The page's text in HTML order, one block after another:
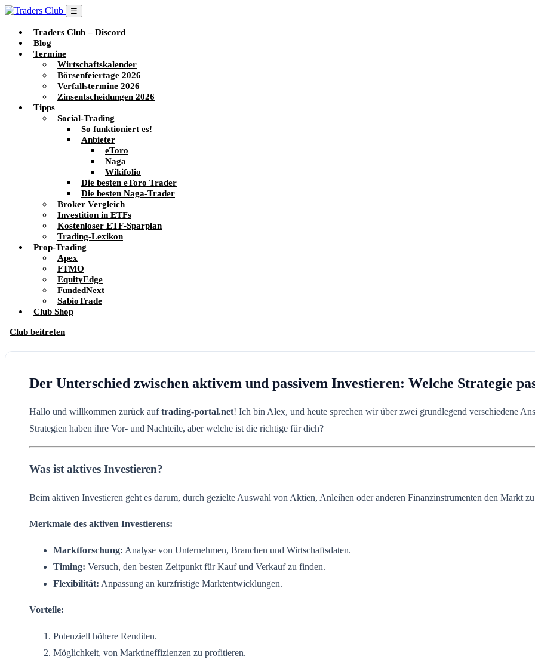
☰
Traders Club – Discord
Blog
Termine
Wirtschaftskalender
Börsenfeiertage 2026
Verfallstermine 2026
Zinsentscheidungen 2026
Tipps
Social-Trading
So funktioniert es!
Anbieter
eToro
Naga
Wikifolio
Die besten eToro Trader
Die besten Naga-Trader
Broker Vergleich
Investition in ETFs
Kostenloser ETF-Sparplan
Trading-Lexikon
Prop-Trading
Apex
FTMO
EquityEdge
FundedNext
SabioTrade
Club Shop
Club beitreten
Der Unterschied zwischen aktivem und passivem Investieren: Welche Strategie
Hallo und willkommen zurück auftrading-portal.net! Ich bin Alex, und heute sprechen wir über zwei grundlegend verschiedene
Strategien haben ihre Vor- und Nachteile, aber welche ist die richtige für dich?
Was ist aktives Investieren?
Beim aktiven Investieren geht es darum, durch gezielte Auswahl von Aktien, Anleihen oder anderen Finanzinstrumenten den Markt
Merkmale des aktiven Investierens:
Marktforschung: Analyse von Unternehmen, Branchen und Wirtschaftsdaten.
Timing: Versuch, den besten Zeitpunkt für Kauf und Verkauf zu finden.
Flexibilität: Anpassung an kurzfristige Marktentwicklungen.
Vorteile:
Potenziell höhere Renditen.
Möglichkeit, von Marktineffizienzen zu profitieren.